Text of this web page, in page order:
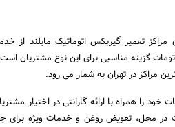
مراکز تعمیر گیربکس اتوماتیک مایلند
مراکز در تهران به شمار می رود.
خود را همراه با ارائه گارانتی در اختیار
محل، تعویض روغن و خدمات ویژه برای